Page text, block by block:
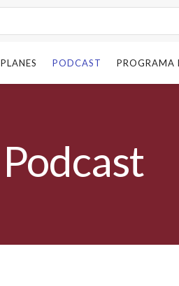
PLANES PODCAST PROGRAMA
Podcast